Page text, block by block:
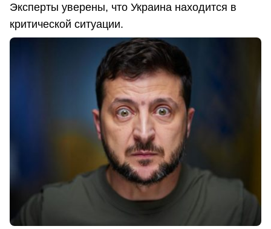
Эксперты уверены, что Украина находится в
критической ситуации.